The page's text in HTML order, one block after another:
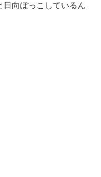
日向ぼっこしているん